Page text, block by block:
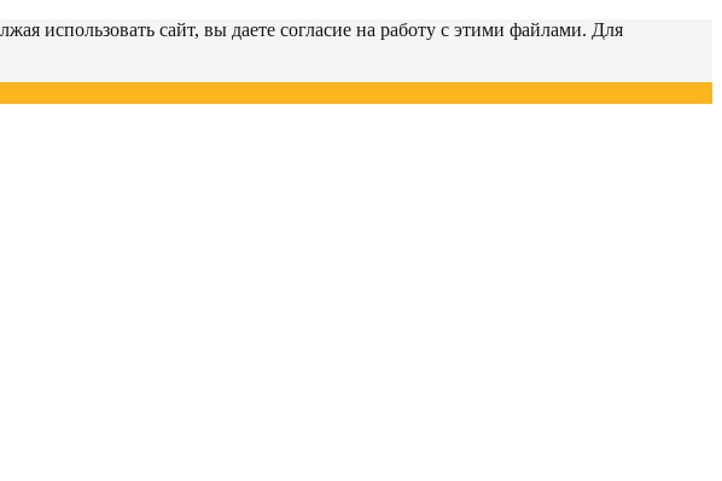
использовать сайт, вы даете согласие на работу с этими файлами. Для